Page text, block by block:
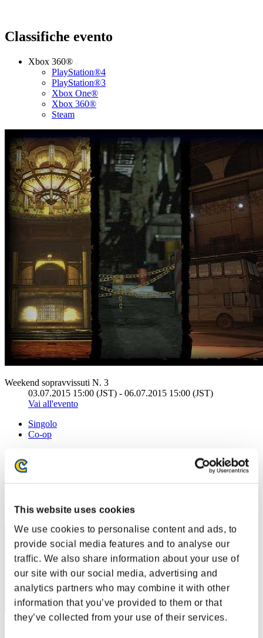
This website uses cookies
We use cookies to personalise content and ads, to
provide social media features and to analyse our
traffic. We also share information about your use of
our site with our social media, advertising and
analytics partners who may combine it with other
information that you’ve provided to them or that
they’ve collected from your use of their services.
Classifiche evento
Xbox 360®
PlayStation®4
PlayStation®3
Xbox One®
Xbox 360®
Steam
Weekend sopravvissuti N. 3
03.07.2015 15:00 (JST) - 06.07.2015 15:00 (JST)
Vai all'evento
Singolo
Co-op
Classifiche
1